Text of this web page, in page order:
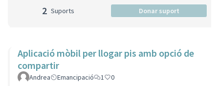
2 Suports Donar suport
Aplicació mòbil per llogar pis amb opció de
compartir
Andrea Emancipació 1 0